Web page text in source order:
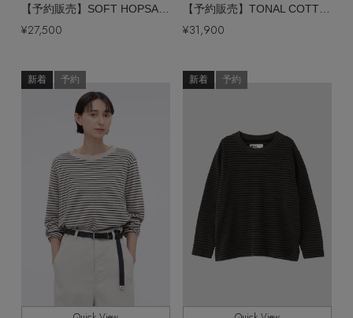
【予約販売】SOFT HOPSACK SHIRT
¥27,500
【予約販売】TONAL COTTON CHECK SHIRT
¥31,900
新着 予約 新着 予約